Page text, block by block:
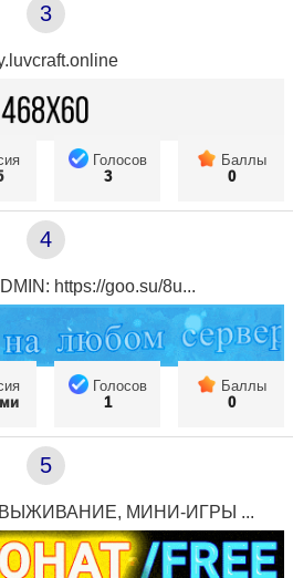
3
Голосов
3
Баллы
0
4
https://goo.su/8u...
Голосов
1
Баллы
0
5
ВЫЖИВАНИЕ, МИНИ-ИГРЫ ...